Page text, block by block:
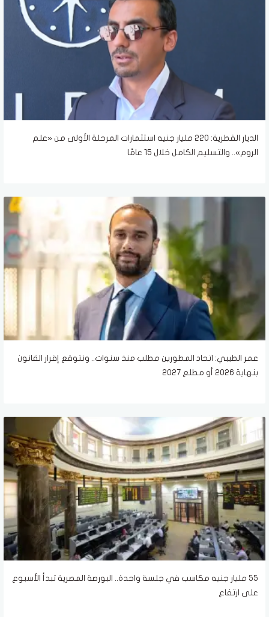
الديار القطرية: 220 مليار جنيه استثمارات المرحلة الأولى من «علم
الروم».. والتسليم الكامل خلال 15 عامًا
عمر الطيبي: اتحاد المطورين مطلب منذ سنوات.. ونتوقع إقرار القانون
بنهاية 2026 أو مطلع 2027
55 مليار جنيه مكاسب في جلسة واحدة.. البورصة المصرية تبدأ الأسبوع
على ارتفاع